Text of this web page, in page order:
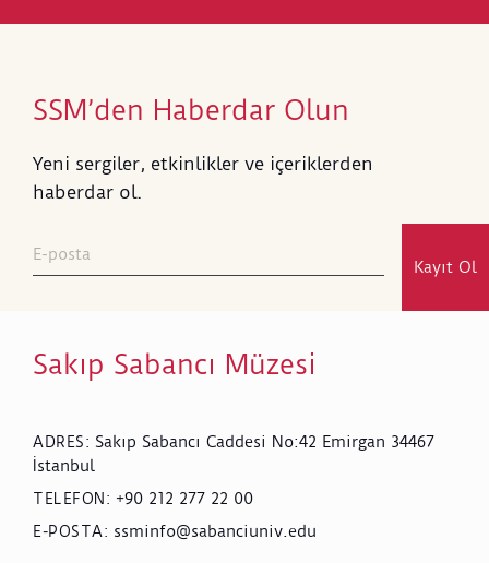
SSM’den Haberdar Olun
Yeni sergiler, etkinlikler ve içeriklerden
haberdar ol.
Kayıt Ol
Sakıp Sabancı Müzesi
ADRES: Sakıp Sabancı Caddesi No:42 Emirgan 34467
İstanbul
TELEFON : +90 212 277 22 00
E-POSTA: ssminfo@sabanciuniv.edu